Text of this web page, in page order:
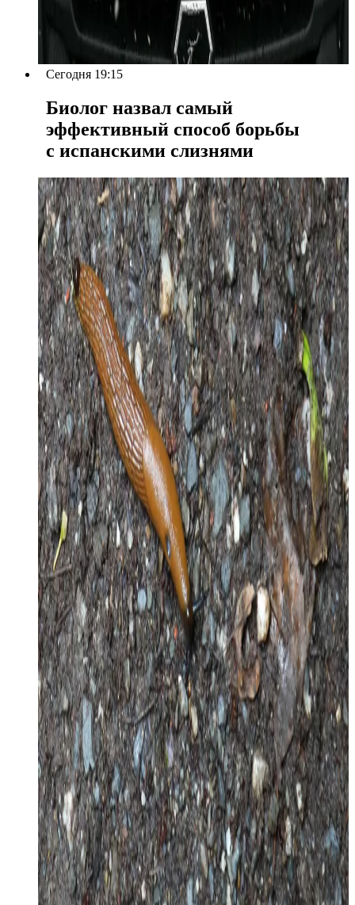
Сегодня 19:15
Биолог назвал самый
эффективный способ борьбы
с испанскими слизнями